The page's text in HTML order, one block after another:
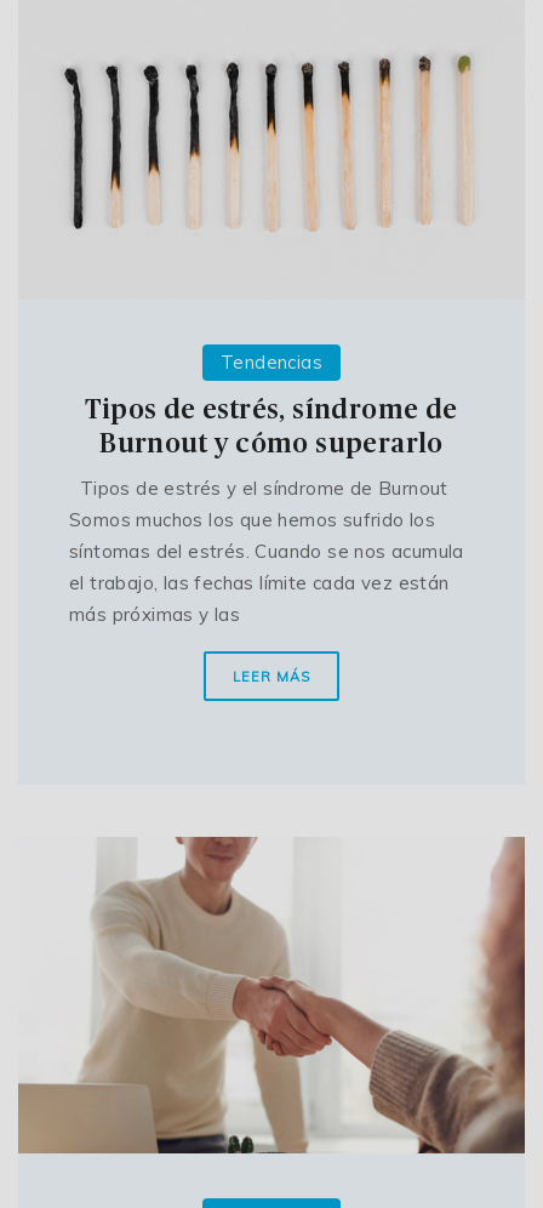
Tendencias
Tipos de estrés, síndrome de
Burnout y cómo superarlo
Tipos de estrés y el síndrome de Burnout
Somos muchos los que hemos sufrido los
síntomas del estrés. Cuando se nos acumula
el trabajo, las fechas límite cada vez están
más próximas y las
LEER MÁS